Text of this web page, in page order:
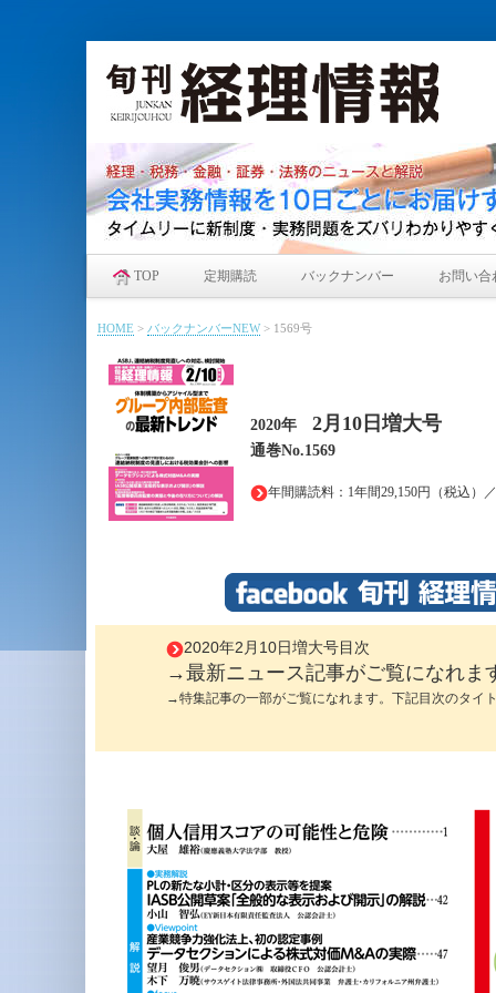
TOP 定期購読 バックナンバー お問い合
HOME > バックナンバーNEW> 1569号
2020年 2月10日増大号
通巻No.1569
年間購読料：1年間29,150円（税込）
2020年2月10日増大号目次
→最新ニュース記事がご覧になれま
→特集記事の一部がご覧になれます。下記目次のタイ